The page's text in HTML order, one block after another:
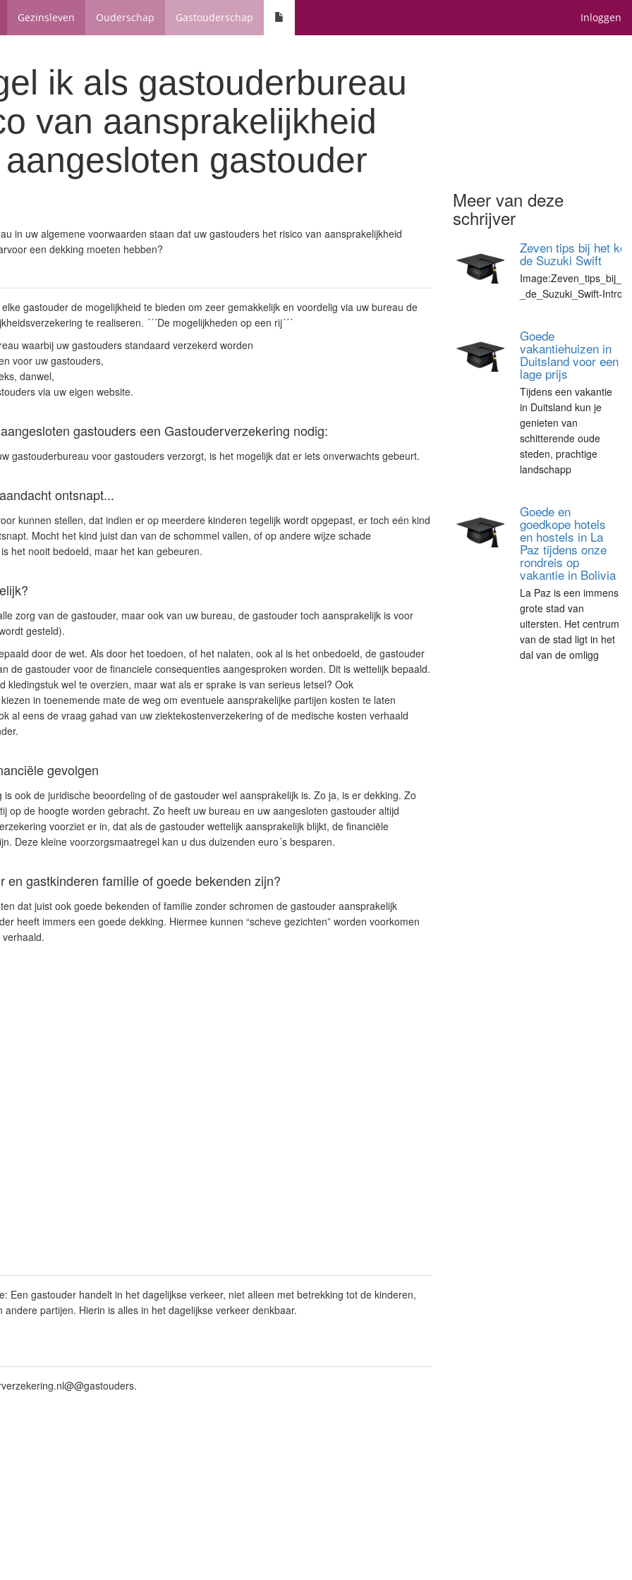
Gezinsleven Ouderschap Gastouderschap Inloggen
ik als gastouderbureau
van aansprakelijkheid
gastouder
in uw algemene voorwaarden staan dat uw gastouders het risico van aansprakelijkheid
een dekking moeten hebben?
gastouder de mogelijkheid te bieden om zeer gemakkelijk en voordelig via uw bureau de
te realiseren. ´´´De mogelijkheden op een rij´´´
waarbij uw gastouders standaard verzekerd worden
voor uw gastouders,
danwel,
via uw eigen website.
gastouders een Gastouderverzekering nodig:
gastouderbureau voor gastouders verzorgt, is het mogelijk dat er iets onverwachts gebeurt.
ontsnapt...
kunnen stellen, dat indien er op meerdere kinderen tegelijk wordt opgepast, er toch eén kind
Mocht het kind juist dan van de schommel vallen, of op andere wijze schade
het nooit bedoeld, maar het kan gebeuren.
zorg van de gastouder, maar ook van uw bureau, de gastouder toch aansprakelijk is voor
gesteld).
door de wet. Als door het toedoen, of het nalaten, ook al is het onbedoeld, de gastouder
de gastouder voor de financiele consequenties aangesproken worden. Dit is wettelijk bepaald.
kledingstuk wel te overzien, maar wat als er sprake is van serieus letsel? Ook
in toenemende mate de weg om eventuele aansprakelijke partijen kosten te laten
al eens de vraag gahad van uw ziektekostenverzekering of de medische kosten verhaald
gevolgen
ook de juridische beoordeling of de gastouder wel aansprakelijk is. Zo ja, is er dekking. Zo
op de hoogte worden gebracht. Zo heeft uw bureau en uw aangesloten gastouder altijd
voorziet er in, dat als de gastouder wettelijk aansprakelijk blijkt, de financiële
Deze kleine voorzorgsmaatregel kan u dus duizenden euro´s besparen.
en gastkinderen familie of goede bekenden zijn?
dat juist ook goede bekenden of familie zonder schromen de gastouder aansprakelijk
heeft immers een goede dekking. Hiermee kunnen “scheve gezichten” worden voorkomen
Een gastouder handelt in het dagelijkse verkeer, niet alleen met betrekking tot de kinderen,
partijen. Hierin is alles in het dagelijkse verkeer denkbaar.
.
Meer van deze
schrijver
Zeven tips bij het
de Suzuki Swift
_de_Suzuki_Swift-
Goede
vakantiehuizen in
Duitsland voor een
lage prijs
Tijdens een vakantie
in Duitsland kun je
genieten van
schitterende oude
steden, prachtige
landschapp
Goede en
goedkope hotels
en hostels in La
Paz tijdens onze
rondreis op
vakantie in Bolivia
La Paz is een immens
grote stad van
uitersten. Het centrum
van de stad ligt in het
dal van de omligg